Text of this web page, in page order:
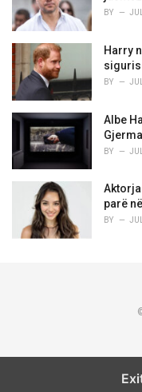
BY
Harry
BY
Albe
BY
parë
BY